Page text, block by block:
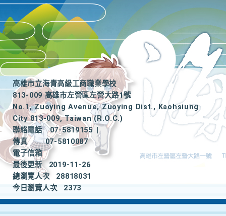
高雄市立海青高級工商職業學校
813-009 高雄市左營區左營大路1號
No.1, Zuoying Avenue, Zuoying Dist., Kaohsiung
City 813-009, Taiwan (R.O.C.)
聯絡電話
07-5819155
|
傳真
07-5810087
電子信箱
最後更新
2019-11-26
總瀏覽人次
28818031
今日瀏覽人次
2373